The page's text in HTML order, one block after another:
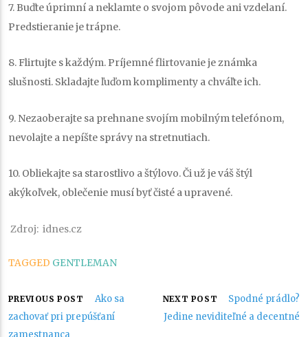
7. Buďte úprimní a neklamte o svojom pôvode ani vzdelaní.
Predstieranie je trápne.
8. Flirtujte s každým. Príjemné flirtovanie je známka
slušnosti. Skladajte ľuďom komplimenty a chváľte ich.
9. Nezaoberajte sa prehnane svojím mobilným telefónom,
nevolajte a nepíšte správy na stretnutiach.
10. Obliekajte sa starostlivo a štýlovo. Či už je váš štýl
akýkoľvek, oblečenie musí byť čisté a upravené.
Zdroj: idnes.cz
TAGGED GENTLEMAN
Navigácia
PREVIOUS POST
Ako sa
zachovať pri prepúšťaní
zamestnanca
NEXT POST
Spodné prádlo?
Jedine neviditeľné a decentné